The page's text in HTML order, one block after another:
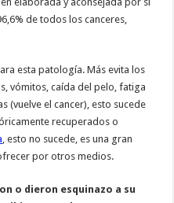
de todos los canceres,
esta patología. Más evita los
vómitos, caída del pelo, fatiga
(vuelve el cancer), esto sucede
recuperados o
, esto no sucede, es una gran
por otros medios.
o dieron esquinazo a su